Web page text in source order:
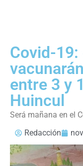
Covid-
entre 3 y
Huincul
Será mañana en el
Redacción